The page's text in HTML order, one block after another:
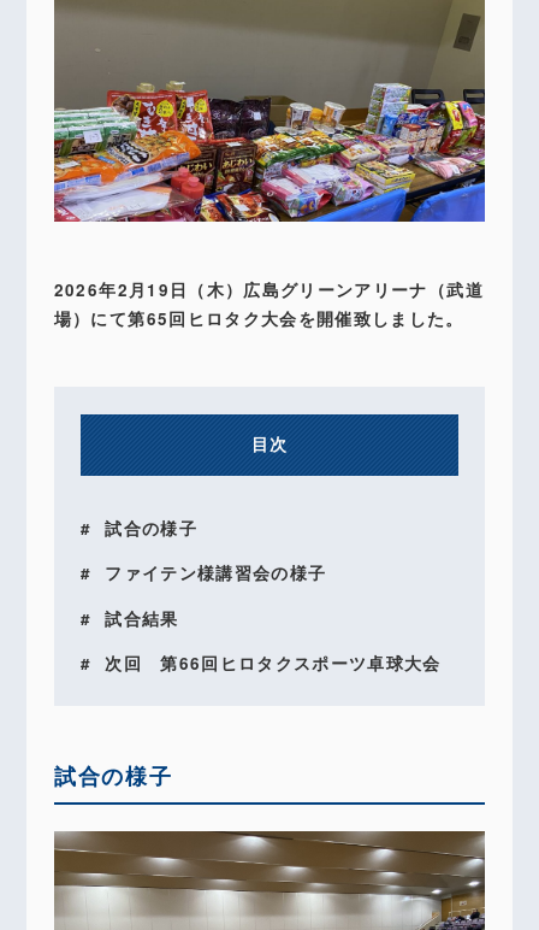
2026年2月19日（木）広島グリーンアリーナ（武道
場）にて第65回ヒロタク大会を開催致しました。
目次
試合の様子
ファイテン様講習会の様子
試合結果
次回 第66回ヒロタクスポーツ卓球大会
試合の様子